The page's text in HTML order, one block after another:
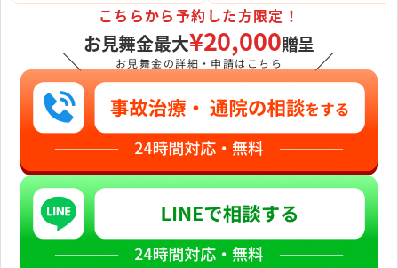
した。これからしばらく通院す
ることになりそうです。
た。ありがとうございました。
＼
こちらから予約した方限定！
お見舞金最大¥20,000贈呈
お見舞金の詳細・申請はこちら ／